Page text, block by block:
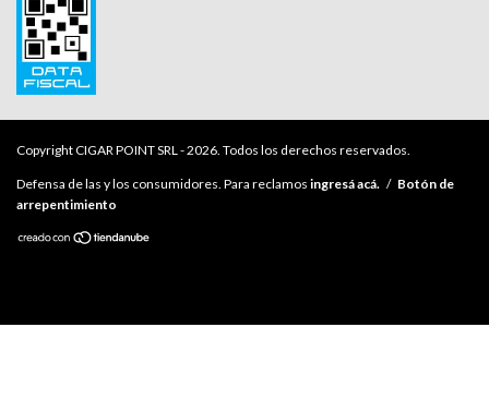
Copyright CIGAR POINT SRL - 2026. Todos los derechos reservados.
Defensa de las y los consumidores. Para reclamos ingresá acá. / Botón de
arrepentimiento